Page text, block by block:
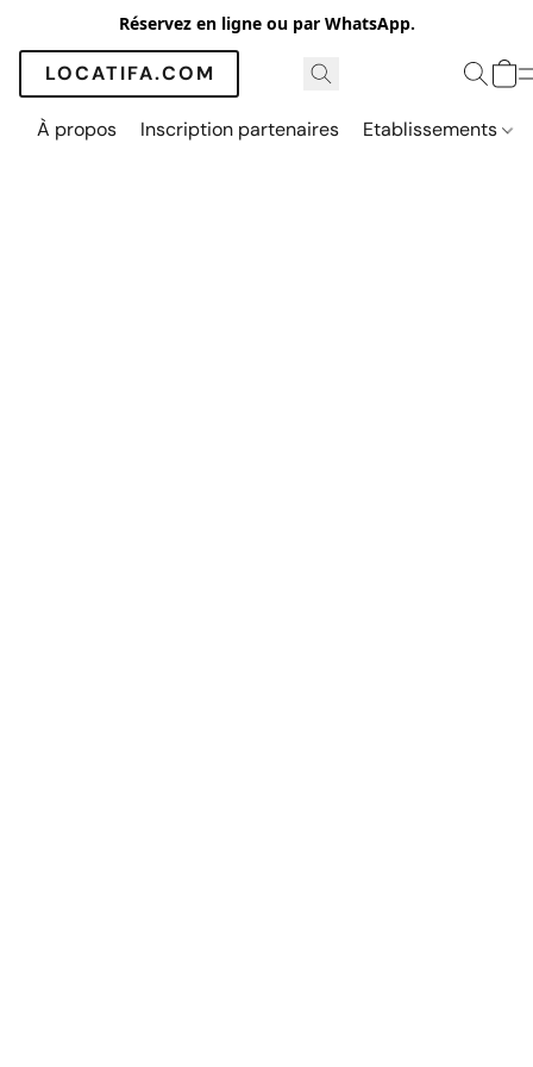
Réservez en ligne ou par WhatsApp.
LOCATIFA.COM
À propos Inscription partenaires Etablissements